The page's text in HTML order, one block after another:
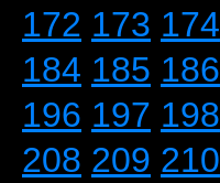
172 173 174
184 185 186
196 197 198
208 209 210